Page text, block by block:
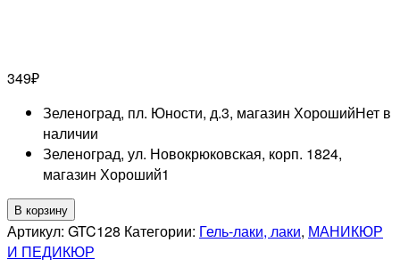
349₽
Зеленоград, пл. Юности, д.3, магазин ХорошийНет в
наличии
Зеленоград, ул. Новокрюковская, корп. 1824,
магазин Хороший1
Количество
товара
GRATTOL
В корзину
Артикул: GTC128 Категории: Гель-лаки, лаки, МАНИКЮР
И ПЕДИКЮР